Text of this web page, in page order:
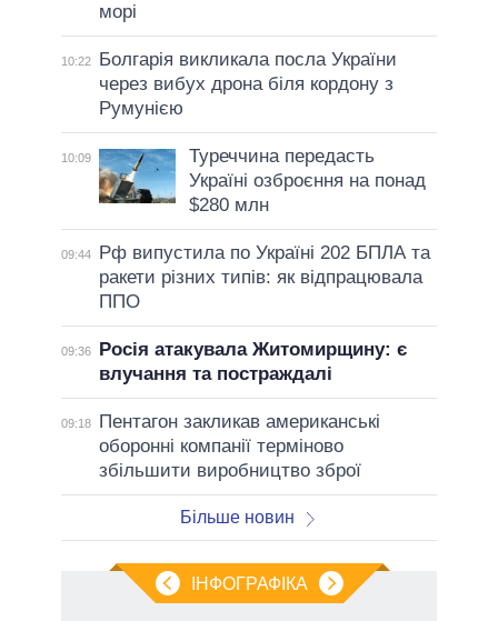
морі
10:22
Болгарія викликала посла України
через вибух дрона біля кордону з
Румунією
10:09
Туреччина передасть
Україні озброєння на понад
$280 млн
09:44
Рф випустила по Україні 202 БПЛА та
ракети різних типів: як відпрацювала
ППО
09:36
Росія атакувала Житомирщину: є
влучання та постраждалі
09:18
Пентагон закликав американські
оборонні компанії терміново
збільшити виробництво зброї
Більше новин
ІНФОГРАФІКА